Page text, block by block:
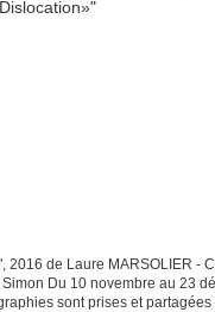
2016 de Laure MARSOLIER -
Du 10 novembre au 23
sont prises et